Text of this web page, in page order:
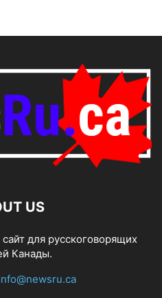
US
для русскоговорящих
Канады.